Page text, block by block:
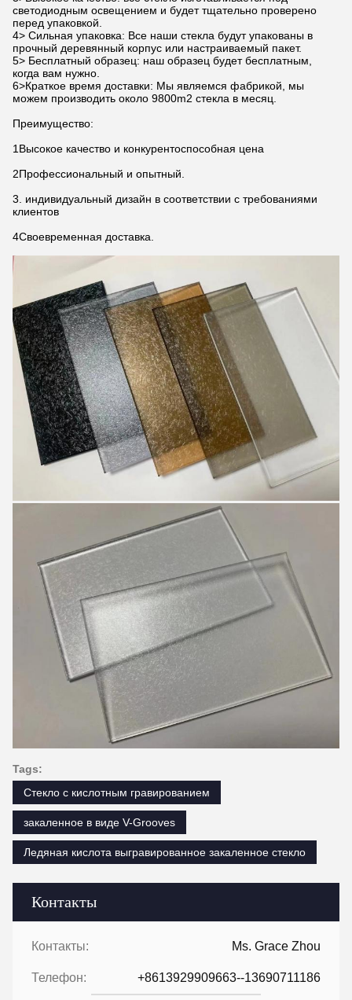
Контакты
Контакты: Ms. Grace Zhou
Телефон: +8613929909663--13690711186
светодиодным освещением и будет тщательно проверено
перед упаковкой.
4> Сильная упаковка: Все наши стекла будут упакованы в
прочный деревянный корпус или настраиваемый пакет.
5> Бесплатный образец: наш образец будет бесплатным,
когда вам нужно.
6>Краткое время доставки: Мы являемся фабрикой, мы
можем производить около 9800m2 стекла в месяц.
Преимущество:
1Высокое качество и конкурентоспособная цена
2Профессиональный и опытный.
3. индивидуальный дизайн в соответствии с требованиями
клиентов
4Своевременная доставка.
Tags:
Стекло с кислотным гравированием
закаленное в виде V-Grooves
Ледяная кислота выгравированное закаленное стекло